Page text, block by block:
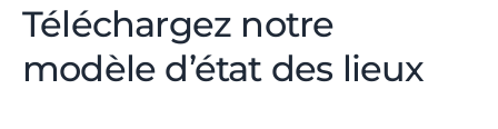
Téléchargez notre
modèle d’état des lieux